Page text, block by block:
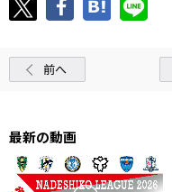
前へ
最新の動画